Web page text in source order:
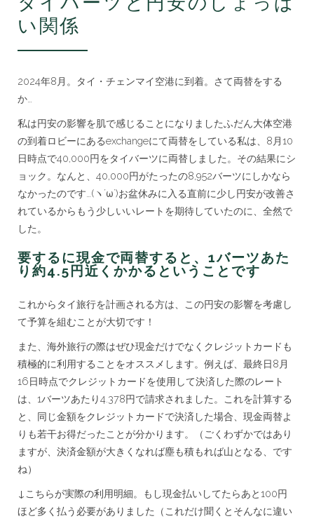
っ
い
係…
ー
決
済
と
キ
ャ
ッ
ン
グ
活
用
し
し
ょ
う！
は
い関係
2024年8月。タイ・チェンマイ空港に到着。さて両替をする
か…
私は円安の影響を肌で感じることになりましたふだん大体空港
の到着ロビーにあるexchangeにて両替をしている私は、8月10
日時点で40,000円をタイバーツに両替しました。その結果にシ
ョック。なんと、40,000円がたったの8,952バーツにしかなら
なかったのです…(ヽ´ω`)お盆休みに入る直前に少し円安が改善さ
れているからもう少しいいレートを期待していたのに、全然で
した。
要するに現金で両替すると、1バーツあた
り約4.5円近くかかるということです
これからタイ旅行を計画される方は、この円安の影響を考慮し
て予算を組むことが大切です！
また、海外旅行の際はぜひ現金だけでなくクレジットカードも
積極的に利用することをオススメします。例えば、最終日8月
16日時点でクレジットカードを使用して決済した際のレート
は、1バーツあたり4.378円で請求されました。これを計算する
と、同じ金額をクレジットカードで決済した場合、現金両替よ
りも若干お得だったことが分かります。（ごくわずかではあり
ますが、決済金額が大きくなれば塵も積もれば山となる、です
ね）
↓こちらが実際の利用明細。もし現金払いしてたらあと100円
ほど多く払う必要がありました（これだけ聞くとそんなに違い